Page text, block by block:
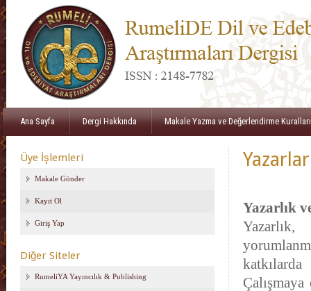
Ana Sayfa Dergi Hakkında Makale Yazma ve Değerlendirme Kuralları
Üye İşlemleri
Makale Gönder
Kayıt Ol
Giriş Yap
Diğer Siteler
RumeliYA Yayıncılık & Publishing
Yazarlık
Yazarlık,